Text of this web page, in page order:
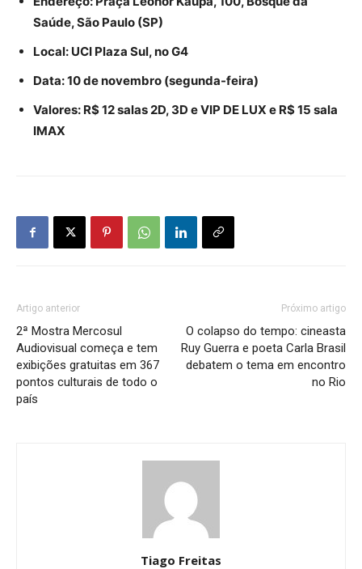
Saúde, São Paulo (SP)
Local: UCI Plaza Sul, no G4
Data: 10 de novembro (segunda-feira)
Valores: R$ 12 salas 2D, 3D e VIP DE LUX e R$ 15 sala
IMAX
Artigo anterior
2ª Mostra Mercosul
Audiovisual começa e tem
exibições gratuitas em 367
pontos culturais de todo o
país
Próximo artigo
O colapso do tempo: cineasta
Ruy Guerra e poeta Carla Brasil
debatem o tema em encontro
no Rio
Tiago Freitas